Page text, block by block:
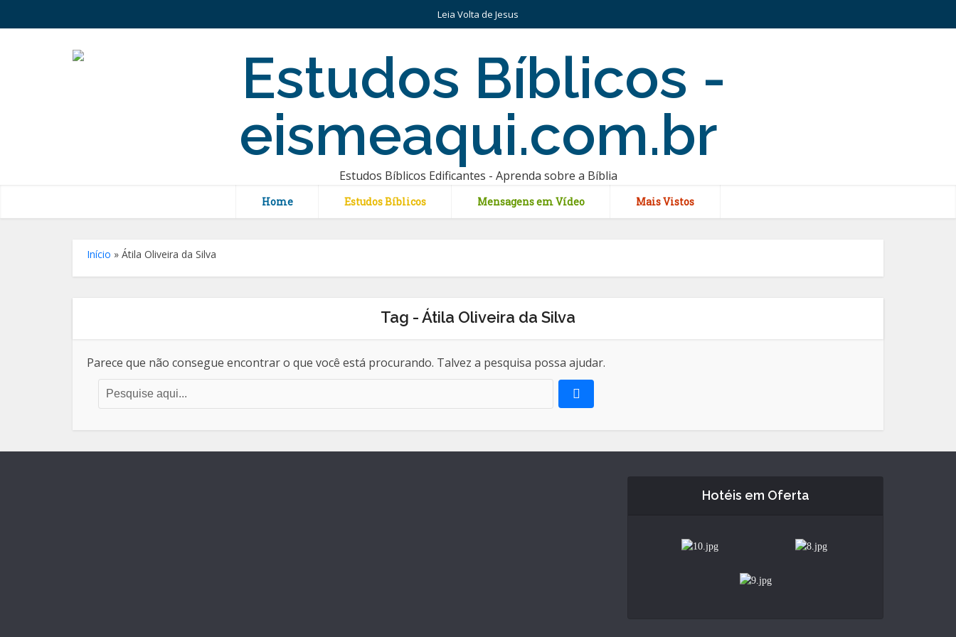
Leia Volta de Jesus
Estudos Bíblicos Edificantes - Aprenda sobre a Bíblia
Home Estudos Bíblicos Mensagens em Vídeo Mais Vistos
Início » Átila Oliveira da Silva
Tag - Átila Oliveira da Silva
Parece que não consegue encontrar o que você está procurando. Talvez a pesquisa possa ajudar.
Hotéis em Oferta